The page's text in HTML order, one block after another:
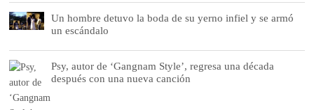
Un hombre detuvo la boda de su yerno infiel y se armó
un escándalo
Psy, autor de ‘Gangnam Style’, regresa una década
después con una nueva canción